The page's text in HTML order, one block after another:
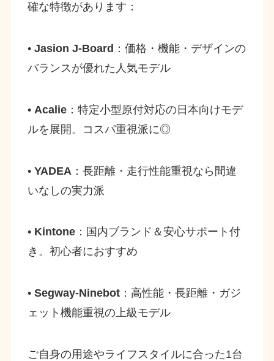
確な特徴があります：
• Jasion J-Board ：価格・機能・デザインの
バランスが優れた人気モデル
• Acalie：特定小型原付対応の日本向けモデ
ルを展開。コスパ重視派に◎
• YADEA ：長距離・走行性能重視なら間違
いなしの実力派
• Kintone：国内ブランド＆安心サポート付
き。初心者におすすめ
• Segway-Ninebot：高性能・長距離・ガジ
ェット機能重視の上級モデル
ご自身の用途やライフスタイルに合った1台